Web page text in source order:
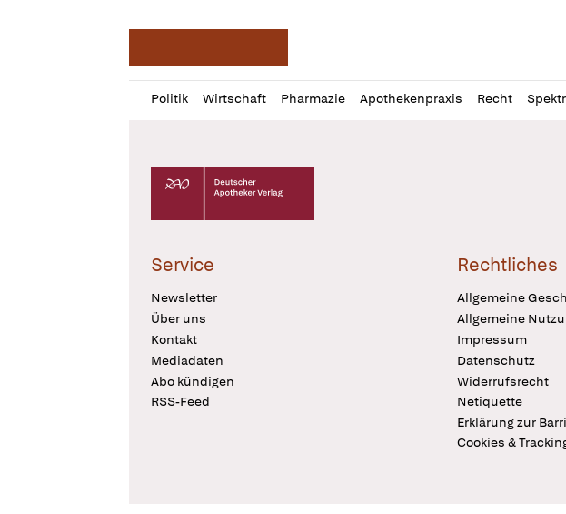
Politik Wirtschaft Pharmazie Apothekenpraxis Recht
Profil
öffnen
Daz
Pur
Deutscher Apotheker Verlag Logo
Service
Newsletter
Über uns
Kontakt
Mediadaten
Abo kündigen
RSS-Feed
Rechtliches
Allgemeine
Allgemeine
Impressum
Datenschutz
Widerrufsrecht
Netiquette
Erklärung zur
Cookies &